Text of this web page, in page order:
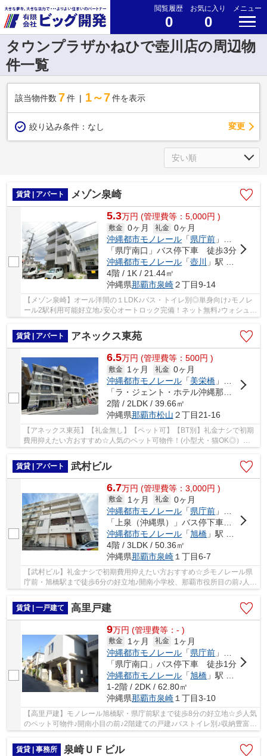
閲覧履歴
0
お気に入り
0
メニュー
タウンプラザかねひで壺川店の周辺物
件一覧
該当物件数 7件 1～7 件を表示
絞り込み条件： なし 変更
賃貸 | アパート メゾン泉崎
5.3万円 (管理費等：5,000円 )
敷金 0ヶ月 礼金 0ヶ月
沖縄都市モノレール 「県庁前 」駅 徒歩10分
「県庁南口」バス停下車 徒歩3分
沖縄都市モノレール 「壺川
」駅 徒歩10分
4階 / 1K / 21.44㎡
沖縄県那覇市泉崎２丁目9-14
【メゾン泉崎】オール洋間の１LDK♪バス・トイレ別◎単身向け♪モノレ
ール2駅利用可能好立地♪安心オートロック完備！ネット無料♪ウォシュレ
賃貸 | アパート
アネックス東苑
6.5万円 (管理費等：500円 )
敷金 1ヶ月 礼金 0ヶ月
沖縄都市モノレール「美栄橋」駅 徒歩8分
2階 / 2LDK / 39.66㎡
沖縄県那覇市松山 ２丁目21-16
【アネックス東苑】【礼金無し】【ペット可】【BT別】礼金ナシで初期
費用抑えたい方おすすめ☆人気のペット可物件！(小型犬・猫OK◎）角
賃貸 | アパート
武村ビル
6.7万円 (管理費等：3,000円 )
敷金 1ヶ月 礼金 0ヶ月
沖縄都市モノレール 「県庁前 」駅 徒歩6分
沖縄都市モノレール 「旭橋 」駅 徒歩6分
4階 / 3LDK / 50.36㎡
沖縄県那覇市泉崎 １丁目6-7
【武村ビル】礼金ナシで初期費用抑えたい方おすすめ☆彡モノレール県
庁前・旭橋駅まで徒歩6分の好立地♪開南小学校、那覇市役所目の前♪人気
のバストイレ別♪広々和室があるのでゆったりと...
賃貸 | 一戸建て
高里戸建
9万円 (管理費等：- )
敷金 1ヶ月 礼金
1ヶ月
沖縄都市モノレール 「県庁前 」駅 徒歩8分
「県庁南口」バス停下車 徒歩1分
沖縄都市モノレール 「旭橋 」駅 徒歩8分
1-2階 / 2DK / 62.80㎡
沖縄県那覇市泉崎 １丁目3-10
【高里戸建】モノレール旭橋駅・県庁前駅まで徒歩8分の好立地☆彡人気
のペット可物件♪開南小目の前♪2階建ての戸建♪バストイレ別♪収納豊富♪
室内広々間取り♪三面採光で明るい室内♪風通し...
賃貸 | 事務所
泉崎ＵＦビル